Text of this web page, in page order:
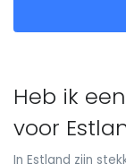
Heb ik
voor
In Estland zijn